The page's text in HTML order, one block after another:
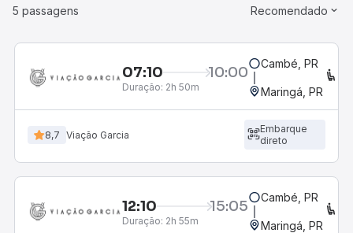
5 passagens Recomendado
07:10 10:00
Duração: 2h 50m
Cambé, PR
Maringá, PR
8,7 Viação Garcia
Embarque
direto
12:10 15:05
Duração: 2h 55m
Cambé, PR
Maringá, PR